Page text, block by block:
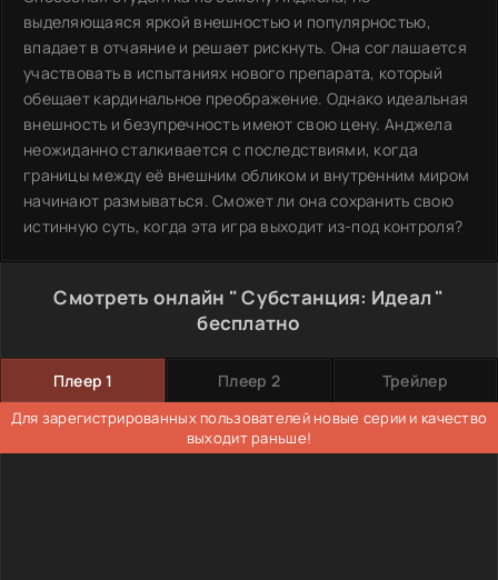
выделяющаяся яркой внешностью и популярностью,
впадает в отчаяние и решает рискнуть. Она соглашается
участвовать в испытаниях нового препарата, который
обещает кардинальное преображение. Однако идеальная
внешность и безупречность имеют свою цену. Анджела
неожиданно сталкивается с последствиями, когда
границы между её внешним обликом и внутренним миром
начинают размываться. Сможет ли она сохранить свою
истинную суть, когда эта игра выходит из-под контроля?
Смотреть онлайн " Субстанция: Идеал "
бесплатно
Плеер 1 Плеер 2 Трейлер
Для зарегистрированных пользователей новые серии и качество
выходит раньше!